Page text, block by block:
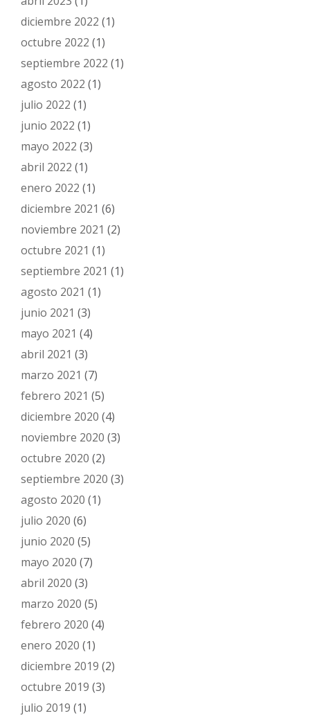
diciembre 2022 (1)
octubre 2022 (1)
septiembre 2022 (1)
agosto 2022 (1)
julio 2022 (1)
junio 2022 (1)
mayo 2022 (3)
abril 2022 (1)
enero 2022 (1)
diciembre 2021 (6)
noviembre 2021 (2)
octubre 2021 (1)
septiembre 2021 (1)
agosto 2021 (1)
junio 2021 (3)
mayo 2021 (4)
abril 2021 (3)
marzo 2021 (7)
febrero 2021 (5)
diciembre 2020 (4)
noviembre 2020 (3)
octubre 2020 (2)
septiembre 2020 (3)
agosto 2020 (1)
julio 2020 (6)
junio 2020 (5)
mayo 2020 (7)
abril 2020 (3)
marzo 2020 (5)
febrero 2020 (4)
enero 2020 (1)
diciembre 2019 (2)
octubre 2019 (3)
julio 2019 (1)